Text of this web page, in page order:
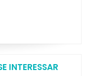
INTERESSAR